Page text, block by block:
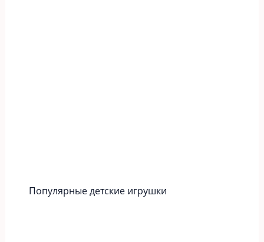
Популярные детские игрушки